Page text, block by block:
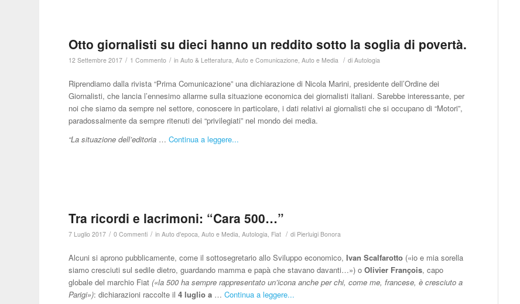
Otto giornalisti su dieci hanno un reddito sotto la soglia di povertà.
12 Settembre 2017 / 1 Commento / inAuto & Letteratura ,Auto e Comunicazione ,Auto e Media / diAutologia
Riprendiamo dalla rivista “Prima Comunicazione” una dichiarazione di Nicola Marini, presidente dell’Ordine dei
Giornalisti, che lancia l’ennesimo allarme sulla situazione economica dei giornalisti italiani. Sarebbe interessante, per
noi che siamo da sempre nel settore, conoscere in particolare, i dati relativi ai giornalisti che si occupano di “Motori”,
paradossalmente da sempre ritenuti dei “privilegiati” nel mondo dei media.
“La situazione dell’editoria …Continua a leggere...
Tra ricordi e lacrimoni: “Cara 500…”
7 Luglio 2017 / 0 Commenti / inAuto d'epoca ,Auto e Media ,Autologia Fiat / di Pierluigi Bonora
Alcuni si aprono pubblicamente, come il sottosegretario allo Sviluppo economico,Ivan Scalfarotto («io e mia sorella
siamo cresciuti sul sedile dietro, guardando mamma e papà che stavano davanti…») oOlivier François, capo
globale del marchio Fiat(«la 500 ha sempre rappresentato un’icona anche per chi, come me, francese, è cresciuto a
Parigi»): dichiarazioni raccolte il4 luglio a …Continua a leggere...